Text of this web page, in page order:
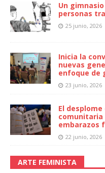
Un
personas
25 junio, 2026
Inicia la
nuevas
enfoque de
23 junio, 2026
El
comunitaria
embarazos
22 junio, 2026
ARTE FEMINISTA